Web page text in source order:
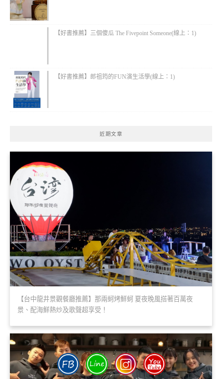
【好書推薦】三個傻瓜 The Fivepoint Someone(線上：1)
【好書推薦】郎祖筠的FUN演生活學(線上：1)
近期文章
【台中龍井景觀餐廳推薦】那兩蚵烤鮮蚵 夏夜晚風搭著百萬夜
景、配海鮮熱炒及歌聲超享受！